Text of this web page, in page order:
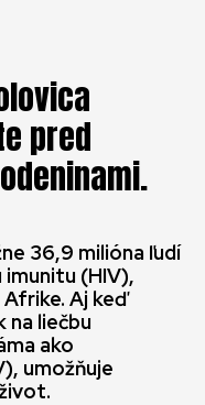
pred
36,9 milióna ľudí
imunitu (HIV),
Aj keď
na liečbu
ako
umožňuje